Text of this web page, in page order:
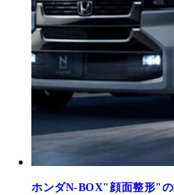
ホンダN-BOX"顔面整形"の